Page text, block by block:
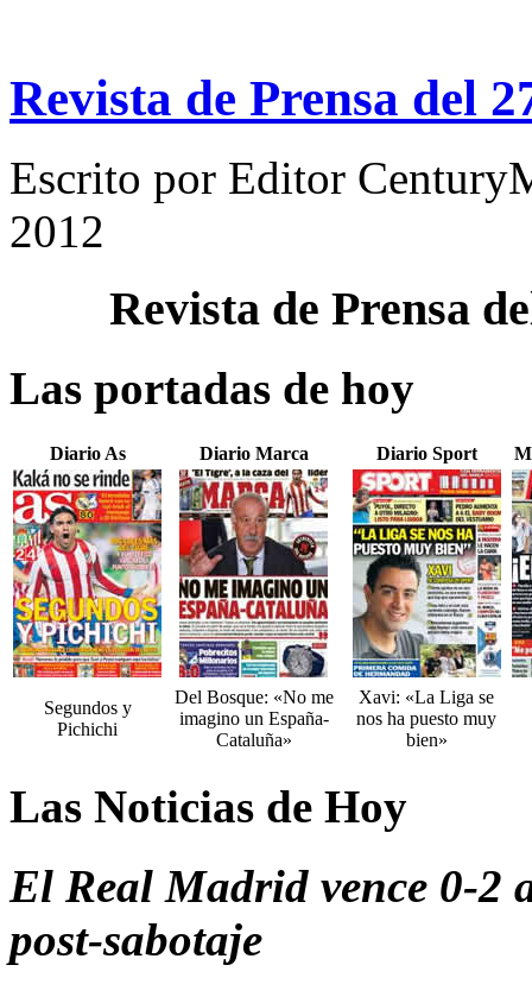
Revista de Prensa del
Escrito por Editor
2012
Revista de Prensa
Las portadas de hoy
Diario As Diario Marca Diario Sport
Segundos y
Pichichi
Del Bosque: «No me
imagino un España-
Cataluña»
Xavi: «La Liga se
nos ha puesto muy
bien»
Las Noticias de Hoy
El Real Madrid vence 0-2
post-sabotaje